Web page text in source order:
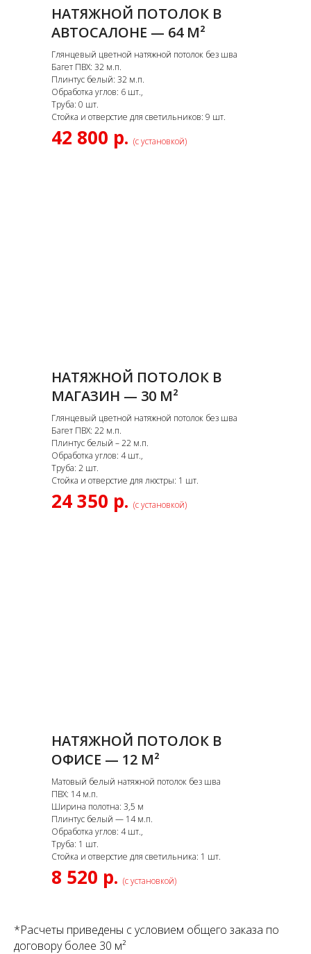
НАТЯЖНОЙ ПОТОЛОК В
АВТОСАЛОНЕ — 64 М²
Глянцевый цветной натяжной потолок без шва
Багет ПВХ: 32 м.п.
Плинтус белый: 32 м.п.
Обработка углов: 6 шт.,
Труба: 0 шт.
Стойка и отверстие для светильников: 9 шт.
42 800 р. (с установкой)
НАТЯЖНОЙ ПОТОЛОК В
МАГАЗИН — 30 М²
Глянцевый цветной натяжной потолок без шва
Багет ПВХ: 22 м.п.
Плинтус белый – 22 м.п.
Обработка углов: 4 шт.,
Труба: 2 шт.
Стойка и отверстие для люстры: 1 шт.
24 350 р. (с установкой)
НАТЯЖНОЙ ПОТОЛОК В
ОФИСЕ — 12 М²
Матовый белый натяжной потолок без шва
ПВХ: 14 м.п.
Ширина полотна: 3,5 м
Плинтус белый — 14 м.п.
Обработка углов: 4 шт.,
Труба: 1 шт.
Стойка и отверстие для светильника: 1 шт.
8 520 р. (с установкой)
*Расчеты приведены с условием общего заказа по
договору более 30 м²